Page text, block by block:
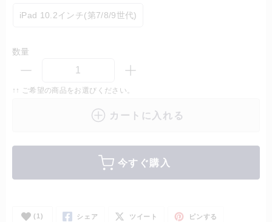
iPad 10.2インチ(第7/8/9世代)
数量
↑↑ ご希望の商品をお選びください。
カートに入れる
今すぐ購入
(1) シェア ツイート ピンする